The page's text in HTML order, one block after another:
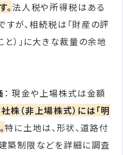
。法人税や所得税はある
が、相続税は「財産の評
と）」に大きな裁量の余地
： 現金や上場株式は金額
株（非上場株式）には「明
特に土地は、形状、道路付
築制限などを詳細に調査